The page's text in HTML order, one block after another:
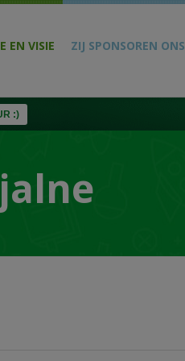
:)
EN VISIE ZIJ SPONSOREN ONS